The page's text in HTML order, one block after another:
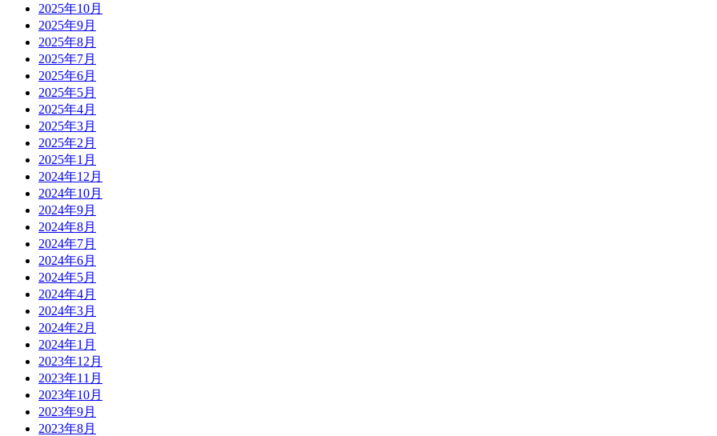
2025年10月
2025年9月
2025年8月
2025年7月
2025年6月
2025年5月
2025年4月
2025年3月
2025年2月
2025年1月
2024年12月
2024年10月
2024年9月
2024年8月
2024年7月
2024年6月
2024年5月
2024年4月
2024年3月
2024年2月
2024年1月
2023年12月
2023年11月
2023年10月
2023年9月
2023年8月